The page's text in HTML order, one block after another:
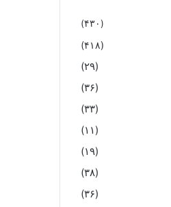
(۴۳۰)
(۴۱۸)
(۲۹)
(۳۶)
(۳۳)
(۱۱)
(۱۹)
(۳۸)
(۳۶)